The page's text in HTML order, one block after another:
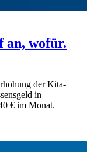
an, wofür.
der Kita-
in
€ im Monat.